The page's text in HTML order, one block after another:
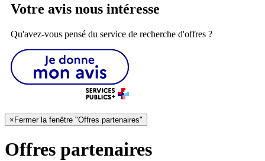
Votre avis nous intéresse
Qu'avez-vous pensé du service de recherche d'offres ?
× Fermer la fenêtre "Offres partenaires"
Offres partenaires